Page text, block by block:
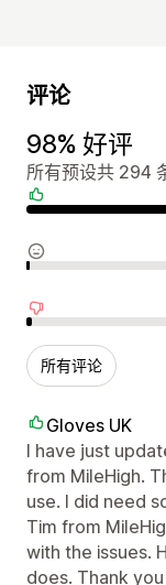
评论
98% 好评
所有预设共 294
好评
中评
差评
所有评论
Gloves UK
I have just
from MileHigh.
use. I did need
Tim from
with the issues.
does. Thank